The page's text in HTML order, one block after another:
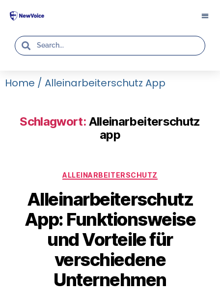
Home / Alleinarbeiterschutz App
Schlagwort: Alleinarbeiterschutz
app
ALLEINARBEITERSCHUTZ
Alleinarbeiterschutz
App: Funktionsweise
und Vorteile für
verschiedene
Unternehmen